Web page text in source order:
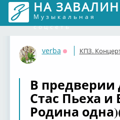
НА
Музыкальная
соцсеть
verba
Оффлайн
КПЗ.
В предверии
Стас Пьеха
Родина